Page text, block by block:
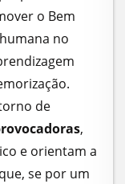
o Bem
no
de
,
e orientam a
se por um